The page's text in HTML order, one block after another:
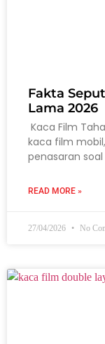
Fakta
Lama 2026
Kaca Film
kaca film
penasaran
READ MORE »
27/04/2026 No